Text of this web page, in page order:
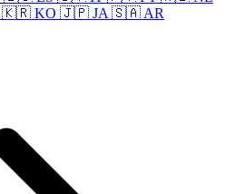
🇰🇷 KO 🇯🇵 JA 🇸🇦 AR